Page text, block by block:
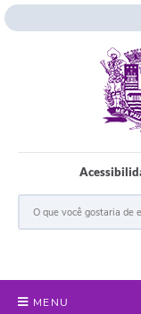
MENU